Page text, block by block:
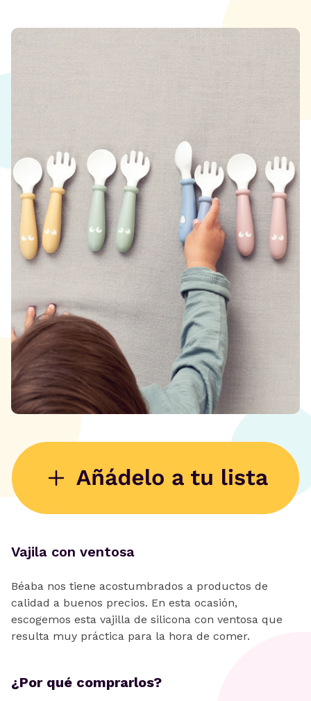
Vajila con ventosa
Béaba nos tiene acostumbrados a productos de
calidad a buenos precios. En esta ocasión,
escogemos esta vajilla de silicona con ventosa que
resulta muy práctica para la hora de comer.
¿Por qué comprarlos?